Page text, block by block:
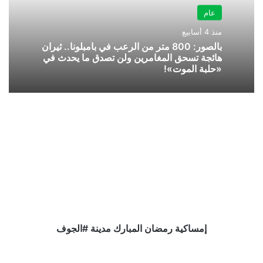
عام
منذ 4 أسابيع
بالصور: 800 متر من الرعب في بامبلونا.. ثيران
هائجة تسحق المغامرين ولن تصدق ما يحدث في
«حلبة الموت»!
إمساكية رمضان المبارك مدينة #الجوف